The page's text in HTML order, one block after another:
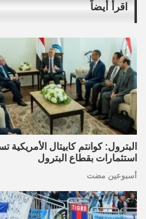
اقرأ أيضاً
البترول: كوانتم كابيتال
استثمارات بقطاع البترول
أسبوعين مضت